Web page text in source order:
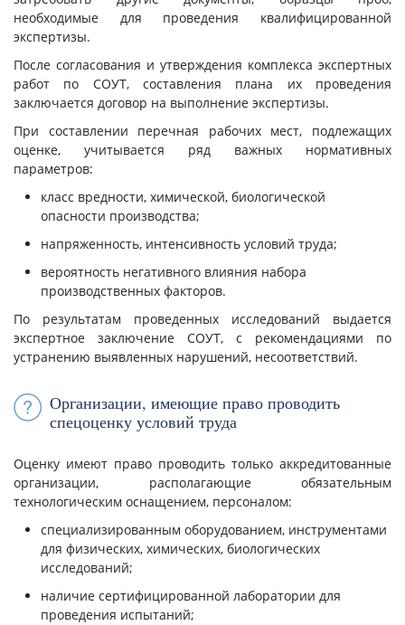
необходимые для проведения квалифицированной
экспертизы.
После согласования и утверждения комплекса экспертных
работ по СОУТ, составления плана их проведения
заключается договор на выполнение экспертизы.
При составлении перечная рабочих мест, подлежащих
оценке, учитывается ряд важных нормативных
параметров:
класс вредности, химической, биологической
опасности производства;
напряженность, интенсивность условий труда;
вероятность негативного влияния набора
производственных факторов.
По результатам проведенных исследований выдается
экспертное заключение СОУТ, с рекомендациями по
устранению выявленных нарушений, несоответствий.
Организации, имеющие право проводить
спецоценку условий труда
Оценку имеют право проводить только аккредитованные
организации, располагающие обязательным
технологическим оснащением, персоналом:
специализированным оборудованием, инструментами
для физических, химических, биологических
исследований;
наличие сертифицированной лаборатории для
проведения испытаний;